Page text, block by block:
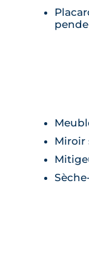
petits
coiffés de
parements
Miroir